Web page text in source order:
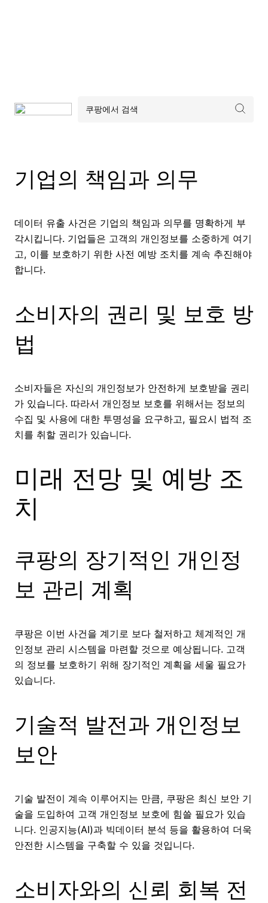
기업의 책임과 의무
데이터 유출 사건은 기업의 책임과 의무를 명확하게 부
각시킵니다. 기업들은 고객의 개인정보를 소중하게 여기
고, 이를 보호하기 위한 사전 예방 조치를 계속 추진해야
합니다.
소비자의 권리 및 보호 방
법
소비자들은 자신의 개인정보가 안전하게 보호받을 권리
가 있습니다. 따라서 개인정보 보호를 위해서는 정보의
수집 및 사용에 대한 투명성을 요구하고, 필요시 법적 조
치를 취할 권리가 있습니다.
미래 전망 및 예방 조
치
쿠팡의 장기적인 개인정
보 관리 계획
쿠팡은 이번 사건을 계기로 보다 철저하고 체계적인 개
인정보 관리 시스템을 마련할 것으로 예상됩니다. 고객
의 정보를 보호하기 위해 장기적인 계획을 세울 필요가
있습니다.
기술적 발전과 개인정보
보안
기술 발전이 계속 이루어지는 만큼, 쿠팡은 최신 보안 기
술을 도입하여 고객 개인정보 보호에 힘쓸 필요가 있습
니다. 인공지능(AI)과 빅데이터 분석 등을 활용하여 더욱
안전한 시스템을 구축할 수 있을 것입니다.
소비자와의 신뢰 회복 전